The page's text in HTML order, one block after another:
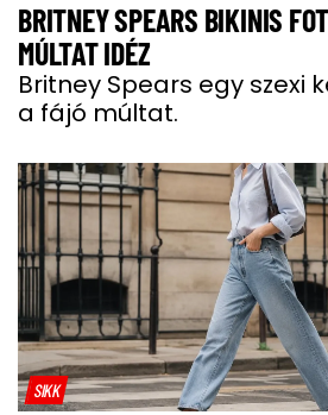
BRITNEY SPEARS BIKINIS
MÚLTAT IDÉZ
Britney Spears egy szexi
a fájó múltat.
SIKK